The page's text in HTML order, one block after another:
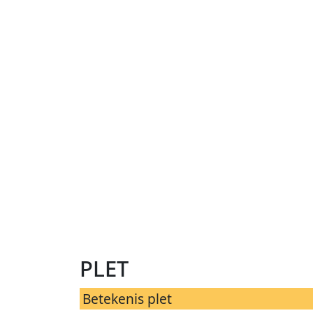
plet
Betekenis plet